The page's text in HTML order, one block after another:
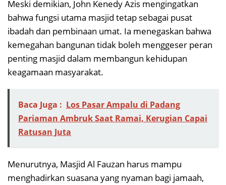
Meski demikian, John Kenedy Azis mengingatkan
bahwa fungsi utama masjid tetap sebagai pusat
ibadah dan pembinaan umat. Ia menegaskan bahwa
kemegahan bangunan tidak boleh menggeser peran
penting masjid dalam membangun kehidupan
keagamaan masyarakat.
Baca Juga : Los Pasar Ampalu di Padang
Pariaman Ambruk Saat Ramai, Kerugian Capai
Ratusan Juta
Menurutnya, Masjid Al Fauzan harus mampu
menghadirkan suasana yang nyaman bagi jamaah,